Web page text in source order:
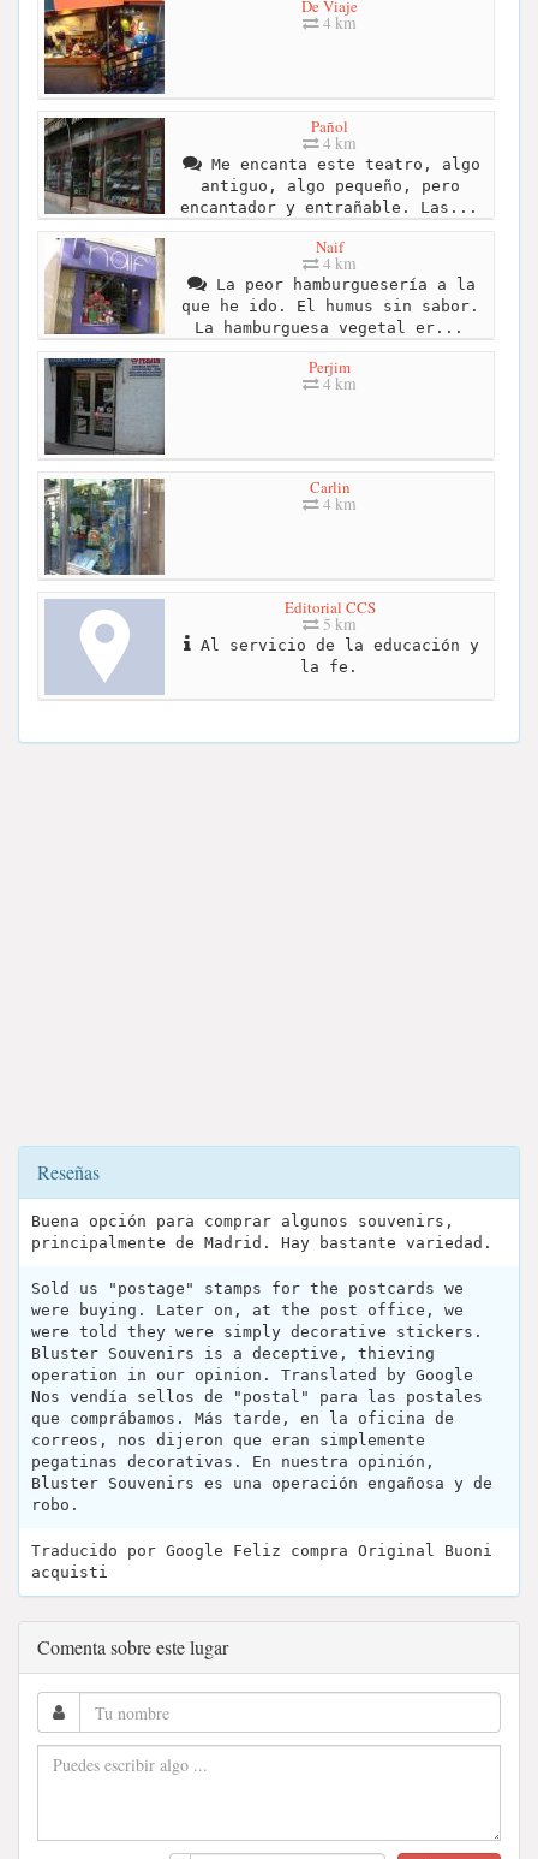
De Viaje
4 km
Pañol
4 km
Me encanta este teatro, algo
antiguo, algo pequeño, pero
encantador y entrañable. Las...
Naif
4 km
La peor hamburguesería a la
que he ido. El humus sin sabor.
La hamburguesa vegetal er...
Perjim
4 km
Carlin
4 km
Editorial CCS
5 km
Al servicio de la educación y
la fe.
Reseñas
Buena opción para comprar algunos souvenirs,
principalmente de Madrid. Hay bastante variedad.
Sold us "postage" stamps for the postcards we
were buying. Later on, at the post office, we
were told they were simply decorative stickers.
Bluster Souvenirs is a deceptive, thieving
operation in our opinion. Translated by Google
Nos vendía sellos de "postal" para las postales
que comprábamos. Más tarde, en la oficina de
correos, nos dijeron que eran simplemente
pegatinas decorativas. En nuestra opinión,
Bluster Souvenirs es una operación engañosa y de
robo.
Traducido por Google Feliz compra Original Buoni
acquisti
Comenta sobre este lugar